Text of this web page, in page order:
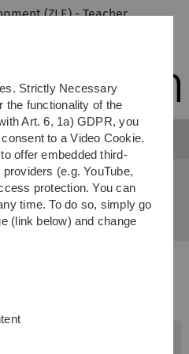
Skip
Skip
Skip
Skip
(ZLE) - Teacher
...
Zulassungsausschuss
Master
Master of
Strictly Necessary
the functionality of the
Art. 6, 1a) GDPR, you
to a Video Cookie.
offer embedded third-
(e.g. YouTube,
protection. You can
time. To do so, simply go
(link below) and change